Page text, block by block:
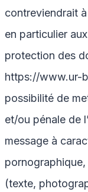
contreviendrait
en particulier
protection des
https://www.ur-
possibilité de
et/ou pénale de
message à
(texte,